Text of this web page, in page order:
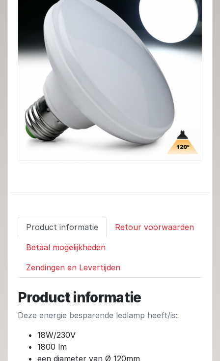
Product informatie Retour voorwaarden
Betaal mogelijkheden
Zendingen en Levertijden
Product informatie
Deze energie besparende ledlamp heeft/is:
18W/230V
1800 lm
een diameter van Ø 120mm